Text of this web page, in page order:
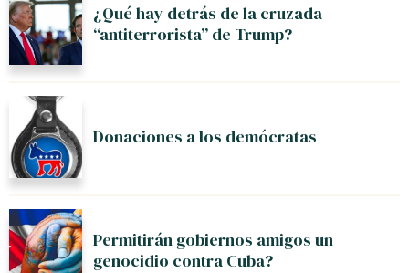
¿Qué hay detrás de la cruzada
“antiterrorista” de Trump?
Donaciones a los demócratas
Permitirán gobiernos amigos un
genocidio contra Cuba?